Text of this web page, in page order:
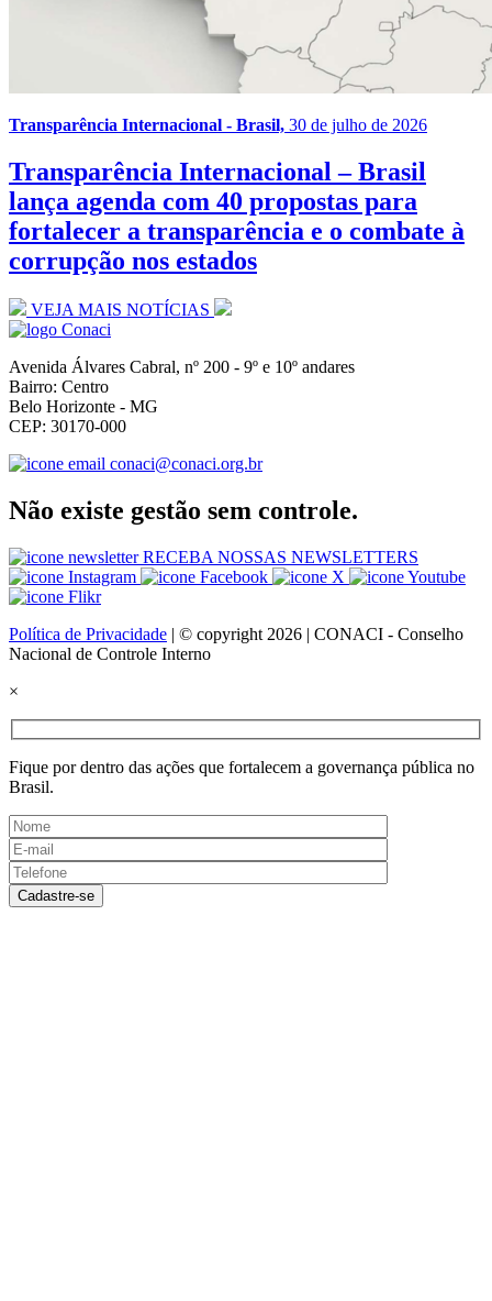
Transparência Internacional - Brasil, 30 de julho de 2026
Transparência Internacional – Brasil
lança agenda com 40 propostas para
fortalecer a transparência e o combate à
corrupção nos estados
VEJA MAIS NOTÍCIAS
Avenida Álvares Cabral, nº 200 - 9º e 10º andares
Bairro: Centro
Belo Horizonte - MG
CEP: 30170-000
conaci@conaci.org.br
Não existe gestão sem controle.
RECEBA NOSSAS NEWSLETTERS
Política de Privacidade | © copyright 2026 | CONACI - Conselho
Nacional de Controle Interno
×
Fique por dentro das ações que fortalecem a governança pública no
Brasil.